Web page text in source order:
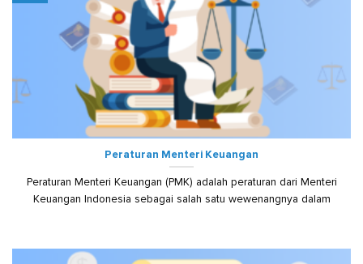
Peraturan Menteri Keuangan
Peraturan Menteri Keuangan (PMK) adalah peraturan dari Menteri
Keuangan Indonesia sebagai salah satu wewenangnya dalam